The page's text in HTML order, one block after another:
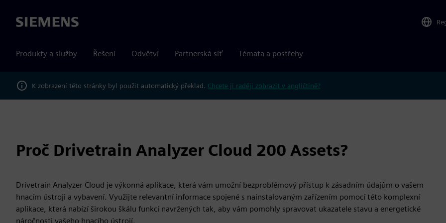
Siemens
Produkty a služby Řešení Odvětví Partnerská síť Témata a postřehy
K zobrazení této stránky byl použit automatický překlad. Chcete ji raději zobrazit v angličtině?
Proč Drivetrain Analyzer Cloud 200 Assets?
Drivetrain Analyzer Cloud je výkonná aplikace, která vám umožní bezproblémový přístup k zásadním údajům o vašem
hnacím ústroji a vybavení. Využijte relevantní informace spojené s nainstalovaným zařízením pomocí této komplexní
aplikace, která nabízí širokou škálu funkcí navržených tak, aby vám pomohly spravovat ukazatele stavu a energetické
náročnosti vašeho hnacího ústrojí.